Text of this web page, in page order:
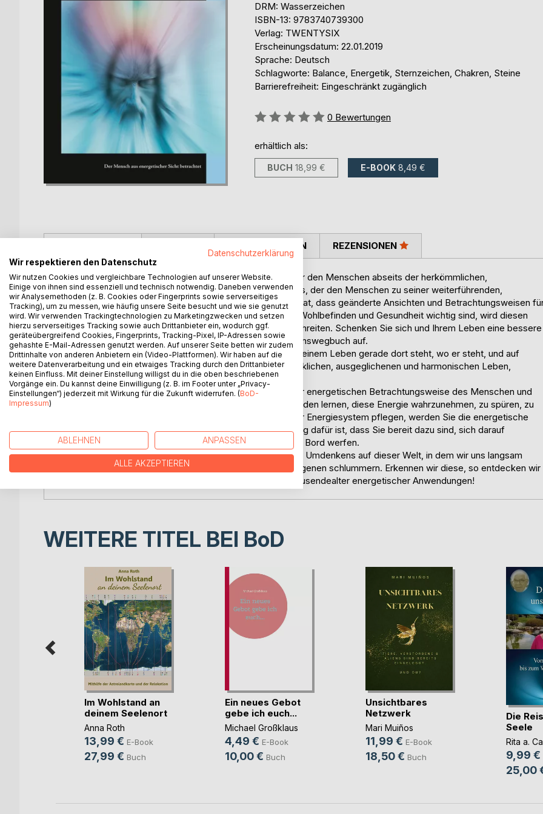
DRM: Wasserzeichen
ISBN-13: 9783740739300
Verlag: TWENTYSIX
Erscheinungsdatum: 22.01.2019
Sprache: Deutsch
Schlagworte: Balance, Energetik, Sternzeichen, Chakren, Steine
Barrierefreiheit: Eingeschränkt zugänglich
Bewertung::
0 Bewertungen
erhältlich als:
BUCH 18,99 € E-BOOK 8,49 €
Der Energetische Mensch ist eine andere Sichtweise über den Menschen abseits der herkömmlichen,
medizinischen Betrachtung. Es liegt ein neuer Weg vor uns, der den Menschen zu seiner weiterführenden,
spirituellen Transformation begleitet. Wer einmal erkannt hat, dass geänderte Ansichten und Betrachtungsweisen
ein neues Leben mit Sonne und Liebe im Herzen, Erfolg, Wohlbefinden und Gesundheit wichtig sind, wird diesen
Weg konsequent, mit viel Energie und Enthusiasmus beschreiten. Schenken Sie sich und Ihrem Leben eine bessere
Qualität, und schlagen Sie ein neues Kapitel in Ihrem Lebenswegbuch auf.
Jeder, der dieses Buch liest, wird erkennen, warum er in seinem Leben gerade dort steht, wo er steht, und auf
welche Weise seine Sehnsucht nach einem erfüllten, glücklichen, ausgeglichenen und harmonischen Leben,
entstanden ist.
Der Schwerpunkt dieses Buches liegt auf dem Thema der energetischen Betrachtungsweise des Menschen und
der Heilungsenergie, die uns ständig durchströmt. Sie werden lernen, diese Energie wahrzunehmen, zu spüren, zu
lenken und für die Selbstheilung einzusetzen. Wenn Sie Ihr Energiesystem pflegen, werden Sie die energetische
Heilungsenergie besonders intensiv spüren. Voraussetzung dafür ist, dass Sie bereit dazu sind, sich darauf
einzulassen und alte, eingefahrene Verhaltensmuster über Bord werfen.
Wir befinden uns in der Mitte eines großen Umbruchs und Umdenkens auf dieser Welt, in dem wir uns langsam
wieder jener Kräfte bewusst werden, die in uns im Verborgenen schlummern. Erkennen wir diese, so entdecken wir
heute wieder, unter anderem, die heilsame Wirkung jahrtausendealter energetischer Anwendungen!
PRESSESTIMMEN REZENSIONEN
WEITERE TITEL BEI BoD
Im Wohlstand an
deinem Seelenort
Anna Roth
13,99 € E-Book
27,99 € Buch
Ein neues Gebot
gebe ich euch...
Michael Großklaus
4,49 € E-Book
10,00 € Buch
Unsichtbares
Netzwerk
Mari Muiños
11,99 € E-Book
18,50 € Buch
Die
Seele
Rita a.
9,99 €
25,00
Datenschutzerklärung
Wir respektieren den Datenschutz
Wir nutzen Cookies und vergleichbare Technologien auf unserer Website.
Einige von ihnen sind essenziell und technisch notwendig. Daneben verwenden
wir Analysemethoden (z. B. Cookies oder Fingerprints sowie serverseitiges
Tracking), um zu messen, wie häufig unsere Seite besucht und wie sie genutzt
wird. Wir verwenden Trackingtechnologien zu Marketingzwecken und setzen
hierzu serverseitiges Tracking sowie auch Drittanbieter ein, wodurch ggf.
geräteübergreifend Cookies, Fingerprints, Tracking-Pixel, IP-Adressen sowie
gehashte E-Mail-Adressen genutzt werden. Auf unserer Seite betten wir zudem
Drittinhalte von anderen Anbietern ein (Video-Plattformen). Wir haben auf die
weitere Datenverarbeitung und ein etwaiges Tracking durch den Drittanbieter
keinen Einfluss. Mit deiner Einstellung willigst du in die oben beschriebenen
Vorgänge ein. Du kannst deine Einwilligung (z. B. im Footer unter „Privacy-
Einstellungen“) jederzeit mit Wirkung für die Zukunft widerrufen. (BoD-
Impressum)
ABLEHNEN ANPASSEN
ALLE AKZEPTIEREN